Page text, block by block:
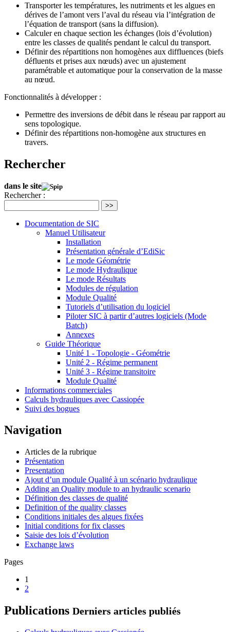
Transporter les températures, les nutriments et les algues en
dérives de l’amont vers l’aval du réseau via l’intégration de
l’équation de transport (sans la diffusion).
Calculer en chaque section les échanges (lois d’évolution)
entre les classes de qualités pendant le calcul du transport.
Définir des répartitions non homogènes aux diffluences (biefs
défluents et prises aux nœuds) avec un ajustement
paramétrable et automatique pour la conservation de la masse
au nœud.
Fonctionnalités à développer :
Permettre des inversions de débit dans le réseau par rapport au
sens topologique.
Définir des répartitions non-homogène aux structures en
travers.
Rechercher
dans le site
Rechercher :
>>
Documentation de SIC
Manuel Utilisateur
Installation
Présentation générale d’EdiSic
Le mode Géométrie
Le mode Hydraulique
Le mode Résultats
Modules de régulation
Module Qualité
Tutoriels d’utilisation du logiciel
Piloter SIC à partir d’autres logiciels (Mode
Batch)
Annexes
Guide Théorique
Unité 1 - Topologie - Géométrie
Unité 2 - Régime permanent
Unité 3 - Régime transitoire
Module Qualité
Informations commerciales
Calculs hydrauliques avec Cassiopée
Suivi des bogues
Navigation
Articles de la rubrique
Présentation
Presentation
Ajout d’un module Qualité à un scénario hydraulique
Adding an Quality module to an hydraulic scenario
Définition des classes de qualité
Definition of the quality classes
Conditions initiales des algues fixées
Initial conditions for fix classes
Saisie des lois d’évolution
Exchange laws
Pages
1
2
Publications Derniers articles publiés